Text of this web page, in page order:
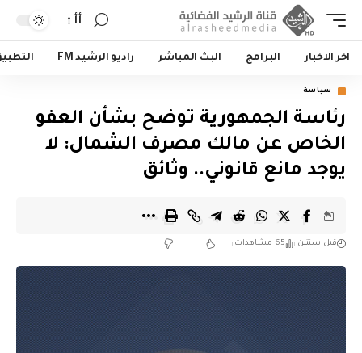
أأ
اخر الاخبار البرامج البث المباشر راديو الرشيد FM
سياسة
رئاسة الجمهورية توضح بشأن العفو
الخاص عن مالك مصرف الشمال: لا
يوجد مانع قانوني.. وثائق
قبل سنتين 65 مشاهدات